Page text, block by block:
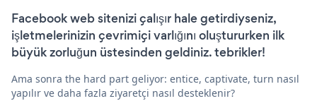
Facebook web sitenizi çalışır hale getirdiyseniz,
işletmelerinizin çevrimiçi varlığını oluştururken ilk
büyük zorluğun üstesinden geldiniz. tebrikler!
Ama sonra the hard part geliyor: entice, captivate, turn nasıl
yapılır ve daha fazla ziyaretçi nasıl desteklenir?